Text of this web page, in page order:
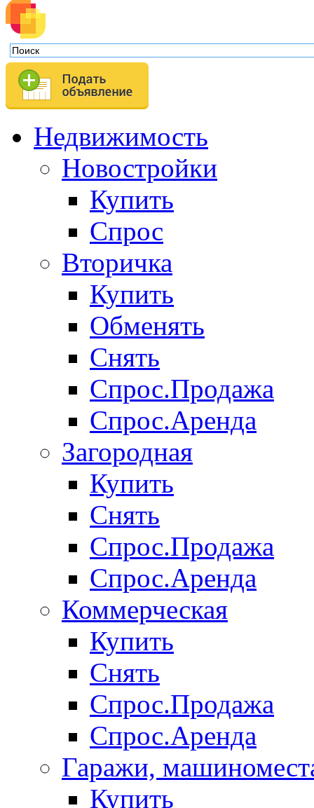
Недвижимость
Новостройки
Купить
Спрос
Вторичка
Купить
Обменять
Снять
Спрос.Продажа
Спрос.Аренда
Загородная
Купить
Снять
Спрос.Продажа
Спрос.Аренда
Коммерческая
Купить
Снять
Спрос.Продажа
Спрос.Аренда
Гаражи,
Купить